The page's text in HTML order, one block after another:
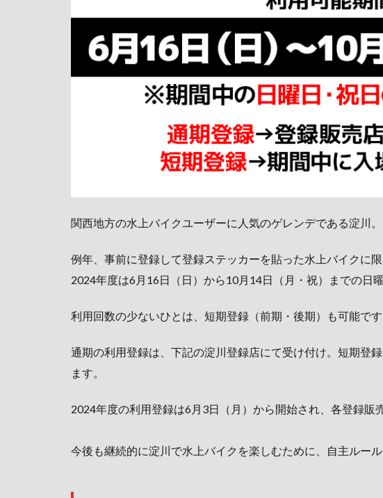
関西地方の水上バイクユーザーに人気のゲレンデである淀川。
例年、事前に登録して登録ステッカーを貼った水上バイクに
2024年度は6月16日（日）から10月14日（月・祝）までの日
利用回数の少ないひとは、短期登録（前期・後期）も可能です
通期の利用登録は、下記の淀川登録店にて受け付け。短期登
ます。
2024年度の利用登録は6月3日（月）から開始され、各登録販
今後も継続的に淀川で水上バイクを楽しむために、自主ルー